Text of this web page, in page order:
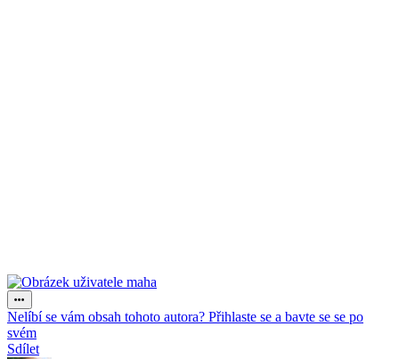
Nelíbí se vám obsah tohoto autora? Přihlaste se a bavte se se po
svém
Sdílet